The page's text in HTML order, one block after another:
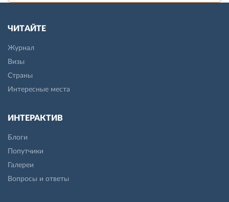
ЧИТАЙТЕ
Журнал
Визы
Страны
Интересные места
ИНТЕРАКТИВ
Блоги
Попутчики
Галереи
Вопросы и ответы